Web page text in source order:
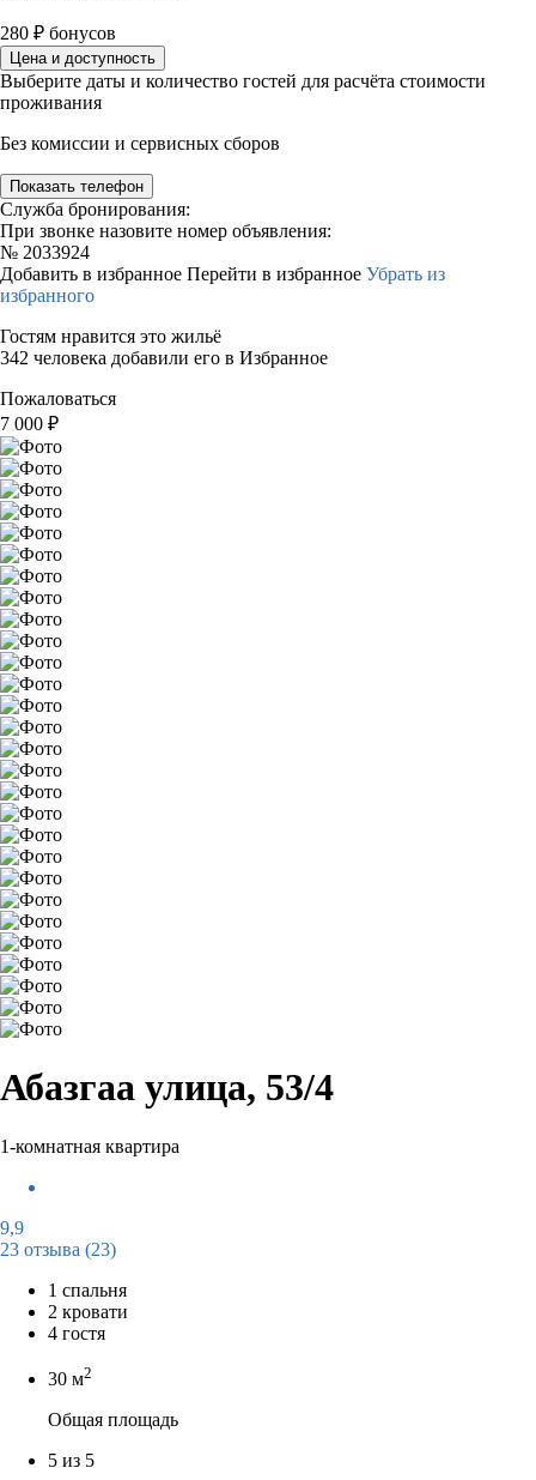
280 ₽ бонусов
Цена и доступность
Выберите даты и количество гостей для расчёта стоимости
проживания
Без комиссии и сервисных сборов
Показать телефон
Служба бронирования:
При звонке назовите номер объявления:
№ 2033924
Добавить в избранное Перейти в избранное Убрать из
избранного
Гостям нравится это жильё
342 человека добавили его в Избранное
Пожаловаться
7 000 ₽
Абазгаа улица, 53/4
1-комнатная квартира
9,9
23 отзыва (23)
1 спальня
2 кровати
4 гостя
30 м2
Общая площадь
5 из 5